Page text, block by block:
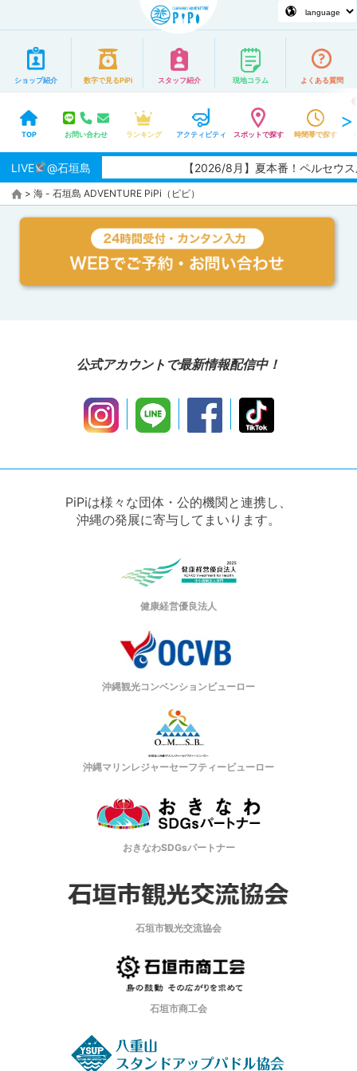
ショップ紹介 数字で見るPiPi スタッフ紹介 現地コラム よくある質問
TOP お問い合わせ ランキング アクティビティ スポットで探す 時間帯で探す
LIVE @石垣島 【2026/8月】夏本番！ペルセウ
> 海 - 石垣島 ADVENTURE PiPi（ピピ）
公式アカウントで最新情報配信中！
PiPiは様々な団体・公的機関と連携し、
沖縄の発展に寄与してまいります。
健康経営優良法人
沖縄観光コンベンションビューロー
沖縄マリンレジャーセーフティービューロー
おきなわSDGsパートナー
石垣市観光交流協会
石垣市商工会